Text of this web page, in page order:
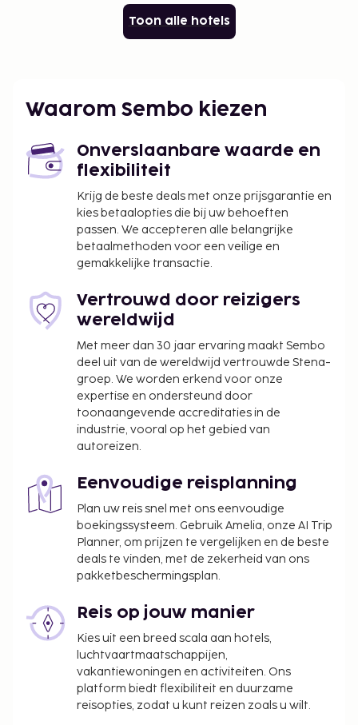
Toon alle hotels
Waarom Sembo kiezen
Onverslaanbare waarde en
flexibiliteit
Krijg de beste deals met onze prijsgarantie en
kies betaalopties die bij uw behoeften
passen. We accepteren alle belangrijke
betaalmethoden voor een veilige en
gemakkelijke transactie.
Vertrouwd door reizigers
wereldwijd
Met meer dan 30 jaar ervaring maakt Sembo
deel uit van de wereldwijd vertrouwde Stena-
groep. We worden erkend voor onze
expertise en ondersteund door
toonaangevende accreditaties in de
industrie, vooral op het gebied van
autoreizen.
Eenvoudige reisplanning
Plan uw reis snel met ons eenvoudige
boekingssysteem. Gebruik Amelia, onze AI Trip
Planner, om prijzen te vergelijken en de beste
deals te vinden, met de zekerheid van ons
pakketbeschermingsplan.
Reis op jouw manier
Kies uit een breed scala aan hotels,
luchtvaartmaatschappijen,
vakantiewoningen en activiteiten. Ons
platform biedt flexibiliteit en duurzame
reisopties, zodat u kunt reizen zoals u wilt.